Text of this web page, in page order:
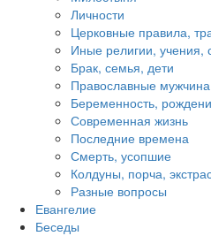
Личности
Церковные правила,
Иные религии, учения,
Брак, семья, дети
Православные
Беременность,
Современная жизнь
Последние времена
Смерть, усопшие
Колдуны, порча,
Разные вопросы
Евангелие
Беседы